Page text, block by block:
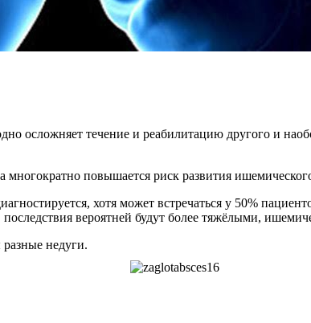
осложняет течение и реабилитацию другого и
повышается риск развития
хотя может встречаться у 50%
вероятней будут более тяжёлыми,
недуги.